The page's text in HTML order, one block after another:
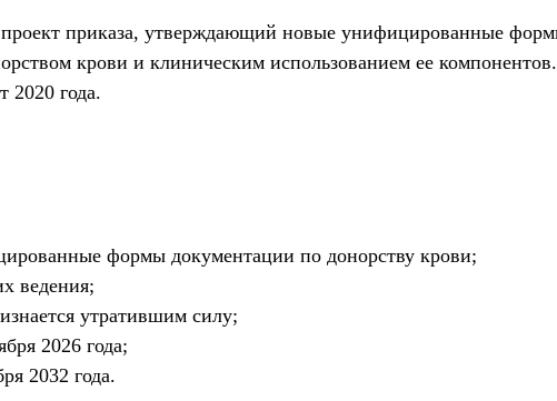
приказа, утверждающий новые унифицированные
крови и клиническим использованием ее
2020 года.
формы документации по донорству крови;
ведения;
утратившим силу;
2026 года;
2032 года.